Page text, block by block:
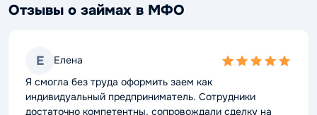
Отзывы о займах в МФО
Е Елена
5,0
Я смогла без труда оформить заем как
индивидуальный предприниматель. Сотрудники
достаточно компетентны, сопровождали сделку на